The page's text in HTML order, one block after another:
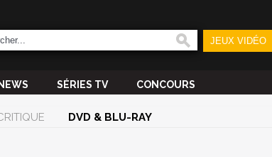
JEUX VIDÉO
SÉRIES TV CONCOURS
DVD & BLU-RAY